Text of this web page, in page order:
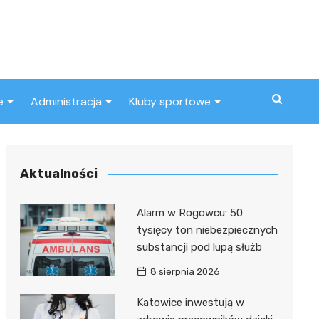
Administracja
Urząd miasta
Kluby sportowe
Aktualności
Alarm w Rogowcu: 50
tysięcy ton niebezpiecznych
substancji pod lupą służb
8 sierpnia 2026
Katowice inwestują w